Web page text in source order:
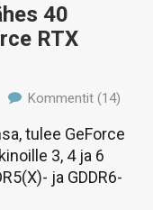
40
RTX
Kommentit (14)
tulee GeForce
3, 4 ja 6
ja GDDR6-